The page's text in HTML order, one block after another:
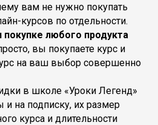
вам не нужно покупать
курсов по отдельности.
покупке любого продукта
вы покупаете курс и
на ваш выбор совершенно
в школе «Уроки Легенд»
и на подписку, их размер
курса и длительности